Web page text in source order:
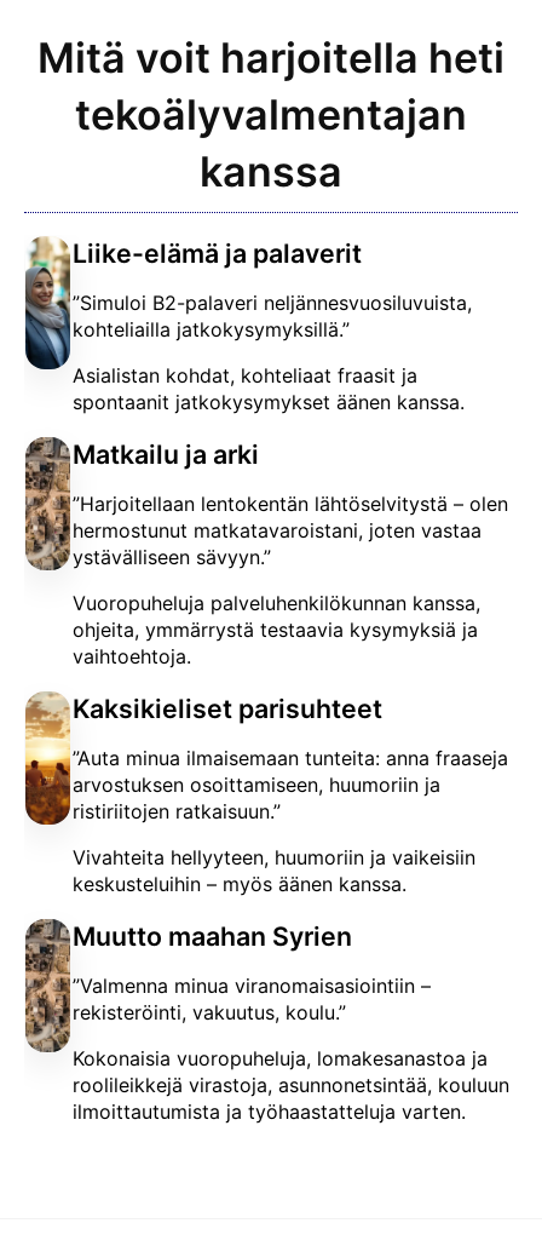
Mitä voit harjoitella heti
tekoälyvalmentajan
kanssa
Liike-elämä ja palaverit
”Simuloi B2-palaveri neljännesvuosiluvuista,
kohteliailla jatkokysymyksillä.”
Asialistan kohdat, kohteliaat fraasit ja
spontaanit jatkokysymykset äänen kanssa.
Matkailu ja arki
”Harjoitellaan lentokentän lähtöselvitystä – olen
hermostunut matkatavaroistani, joten vastaa
ystävälliseen sävyyn.”
Vuoropuheluja palveluhenkilökunnan kanssa,
ohjeita, ymmärrystä testaavia kysymyksiä ja
vaihtoehtoja.
Kaksikieliset parisuhteet
”Auta minua ilmaisemaan tunteita: anna fraaseja
arvostuksen osoittamiseen, huumoriin ja
ristiriitojen ratkaisuun.”
Vivahteita hellyyteen, huumoriin ja vaikeisiin
keskusteluihin – myös äänen kanssa.
Muutto maahan Syrien
”Valmenna minua viranomaisasiointiin –
rekisteröinti, vakuutus, koulu.”
Kokonaisia vuoropuheluja, lomakesanastoa ja
roolileikkejä virastoja, asunnonetsintää, kouluun
ilmoittautumista ja työhaastatteluja varten.